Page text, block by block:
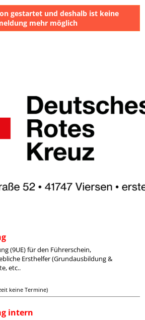
gestartet und deshalb ist keine
mehr möglich
(9UE) für den Führerschein,
Ersthelfer (Grundausbildung &
etc..
keine Termine)
intern